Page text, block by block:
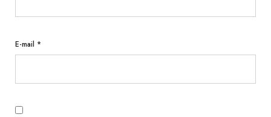
E-mail *